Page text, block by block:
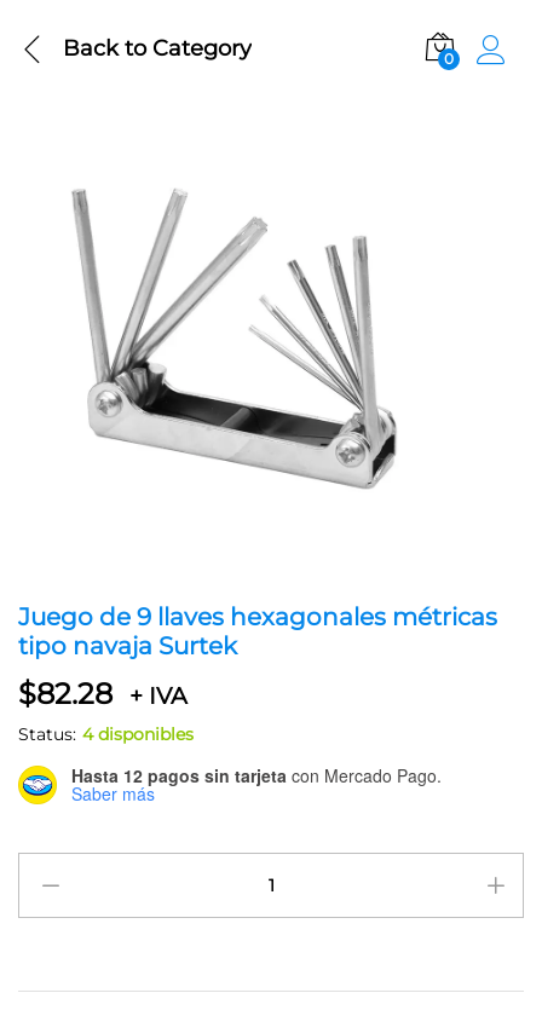
Back toCategory 0
Juego de 9 llaves hexagonales métricas
tipo navaja Surtek
$82.28 + IVA
Status: 4 disponibles
Hasta 12 pagos sin tarjeta con Mercado Pago.
Saber más
9
métricas